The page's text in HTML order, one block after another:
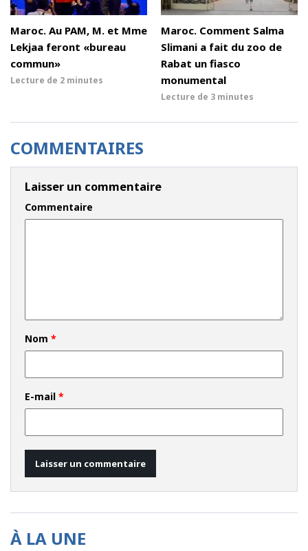
Maroc. Au PAM, M. et Mme
Lekjaa feront «bureau
commun»
Lecture de 2 minutes
Maroc. Comment Salma
Slimani a fait du zoo de
Rabat un fiasco
monumental
Lecture de 3 minutes
COMMENTAIRES
Laisser un commentaire
Commentaire
Nom *
E-mail *
À LA UNE